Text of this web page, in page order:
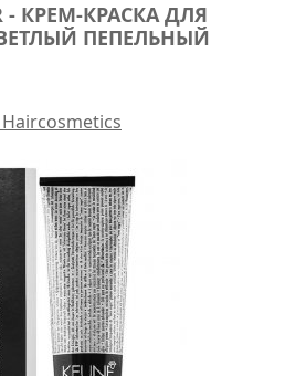
- КРЕМ-КРАСКА ДЛЯ
ПЕПЕЛЬНЫЙ